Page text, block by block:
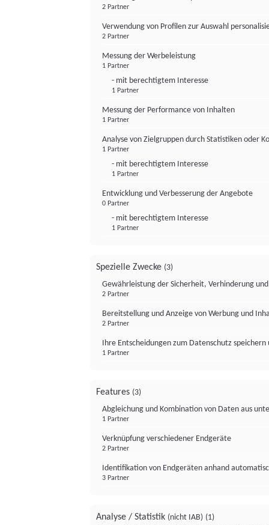
2 Partner
Verwendung von Profilen zur Auswahl
2 Partner
Messung der Werbeleistung
1 Partner
- mit berechtigtem Interesse
1 Partner
Messung der Performance von Inhalten
1 Partner
Analyse von Zielgruppen durch Statistiken oder
1 Partner
- mit berechtigtem Interesse
1 Partner
Entwicklung und Verbesserung der Angebote
0 Partner
- mit berechtigtem Interesse
1 Partner
Spezielle Zwecke (3)
Gewährleistung der Sicherheit, Verhinderung
2 Partner
Bereitstellung und Anzeige von Werbung und
2 Partner
Ihre Entscheidungen zum Datenschutz
1 Partner
Features (3)
Abgleichung und Kombination von Daten aus
1 Partner
Verknüpfung verschiedener Endgeräte
2 Partner
Identifikation von Endgeräten anhand
3 Partner
Analyse / Statistik (nicht IAB) (1)